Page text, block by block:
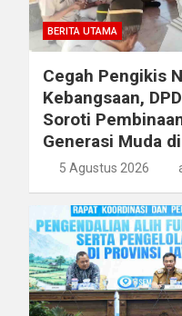
BERITA UTAMA
Cegah Pengikis
Kebangsaan,
Soroti
Generasi Muda
5 Agustus 2026